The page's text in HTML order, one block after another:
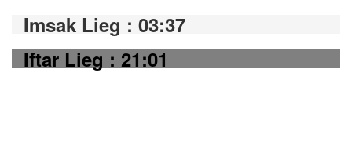
Imsak Lieg : 03:37
Iftar Lieg : 21:01